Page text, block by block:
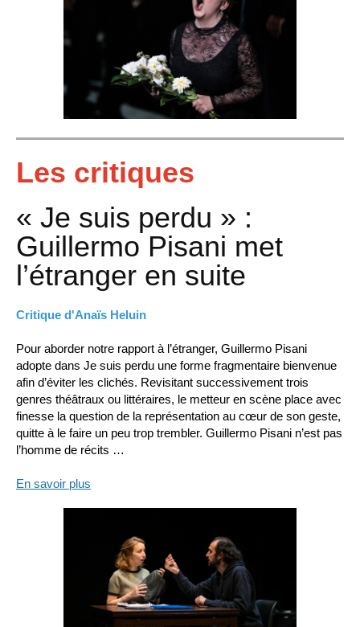
Les critiques
« Je suis perdu » :
Guillermo Pisani met
l’étranger en suite
Critique d'Anaïs Heluin
Pour aborder notre rapport à l’étranger, Guillermo Pisani
adopte dans Je suis perdu une forme fragmentaire bienvenue
afin d’éviter les clichés. Revisitant successivement trois
genres théâtraux ou littéraires, le metteur en scène place avec
finesse la question de la représentation au cœur de son geste,
quitte à le faire un peu trop trembler. Guillermo Pisani n’est pas
l’homme de récits …
En savoir plus